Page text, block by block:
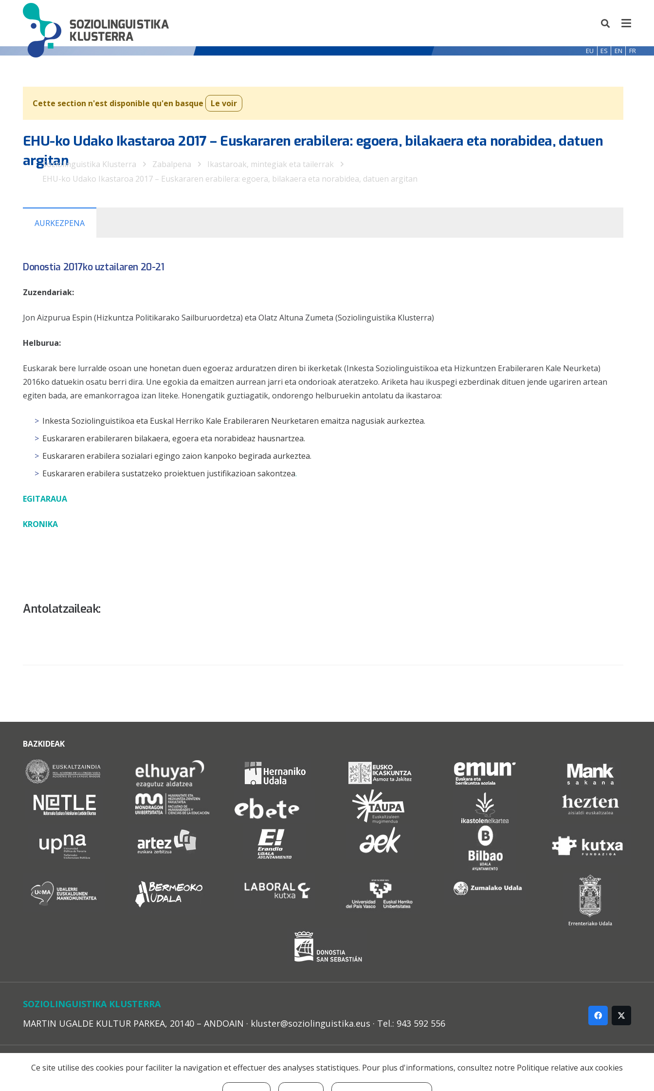
EU ES EN FR
Cette section n'est disponible qu'en basque Le voir
EHU-ko Udako Ikastaroa 2017 – Euskararen erabilera: egoera, bilakaera eta norabidea, datuen
argitan
Soziolinguistika Klusterra Zabalpena
Ikastaroak, mintegiak eta tailerrak
EHU-ko Udako Ikastaroa 2017 – Euskararen erabilera: egoera, bilakaera eta norabidea, datuen argitan
AURKEZPENA
Donostia 2017ko uztailaren 20-21
Zuzendariak:
Jon Aizpurua Espin (Hizkuntza Politikarako Sailburuordetza) eta Olatz Altuna Zumeta (Soziolinguistika Klusterra)
Helburua:
Euskarak bere lurralde osoan une honetan duen egoeraz arduratzen diren bi ikerketak (Inkesta Soziolinguistikoa eta Hizkuntzen Erabileraren Kale Neurketa)
2016ko datuekin osatu berri dira. Une egokia da emaitzen aurrean jarri eta ondorioak ateratzeko. Ariketa hau ikuspegi ezberdinak dituen jende ugariren artean
egiten bada, are emankorragoa izan liteke. Honengatik guztiagatik, ondorengo helburuekin antolatu da ikastaroa:
Inkesta Soziolinguistikoa eta Euskal Herriko Kale Erabileraren Neurketaren emaitza nagusiak aurkeztea.
Euskararen erabileraren bilakaera, egoera eta norabideaz hausnartzea.
Euskararen erabilera sozialari egingo zaion kanpoko begirada aurkeztea.
Euskararen erabilera sustatzeko proiektuen justifikazioan sakontzea.
EGITARAUA
KRONIKA
Antolatzaileak:
BAZKIDEAK
SOZIOLINGUISTIKA KLUSTERRA
MARTIN UGALDE KULTUR PARKEA, 20140 – ANDOAIN · kluster@soziolinguistika.eus · Tel.: 943 592 556
© 2021 Soziolinguistika Klusterra
Ce site utilise des cookies pour faciliter la navigation et effectuer des analyses statistiques. Pour plus d'informations, consultez notre Politique relative aux cookies